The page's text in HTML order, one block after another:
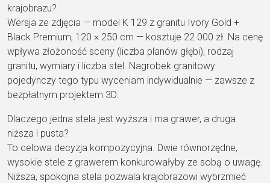
krajobrazu?
Wersja ze zdjęcia — model K 129 z granitu Ivory Gold +
Black Premium, 120 × 250 cm — kosztuje 22 000 zł. Na cenę
wpływa złożoność sceny (liczba planów głębi), rodzaj
granitu, wymiary i liczba stel. Nagrobek granitowy
pojedynczy tego typu wyceniam indywidualnie — zawsze z
bezpłatnym projektem 3D.
Dlaczego jedna stela jest wyższa i ma grawer, a druga
niższa i pusta?
To celowa decyzja kompozycyjna. Dwie równorzędne,
wysokie stele z grawerem konkurowałyby ze sobą o uwagę.
Niższa, spokojna stela pozwala krajobrazowi wybrzmieć